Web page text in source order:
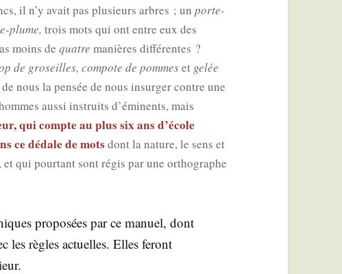
il n’y avait pas plu­sieurs arbres ; un porte-
plume, trois mots qui ont entre eux des
moins de quatre manières dif­fé­rentes ?
de gro­seilles, com­pote de pommeset gelée
nous la pen­sée de nous insur­ger contre une
aus­si ins­truits d’éminents, mais
qui compte au plus six ans d’école
ce dédale de mots dont la nature, le sens et
qui pour­tant sont régis par une ortho­graphe
pro­po­sées par ce manuel, dont
les règles actuelles. Elles feront